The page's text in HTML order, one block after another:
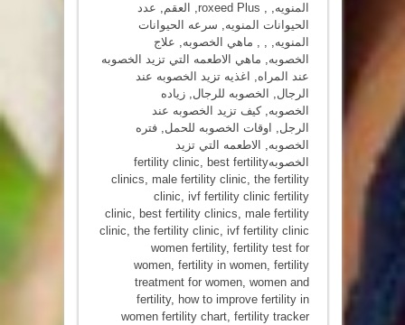
المنويه, ,
roxeed Plus
, العقم, عدد
الحيوانات المنويه, سرعه الحيوانات
المنويه, , , ماهي الخصوبه, علاج
الخصوبه, ماهي الاطعمه التي تزيد الخصوبه
عند المراه, اغذيه تزيد الخصوبه عند
الرجال, الخصوبه للرجال,زياده
الخصوبه,كيف تزيد الخصوبه عند
الرجل, اوقات الخصوبه للحمل,فتره
الخصوبه,
الاطعمه التي تزيد
الخصوبهfertility clinic
, best fertility
clinics, male fertility clinic, the fertility
clinic, ivf fertility clinic fertility
clinic, best fertility clinics, male fertility
clinic, the fertility clinic, ivf fertility clinic
women fertility, fertility test for
women, fertility in women, fertility
treatment for women, women and
fertility, how to improve fertility in
women fertility chart, fertility tracker